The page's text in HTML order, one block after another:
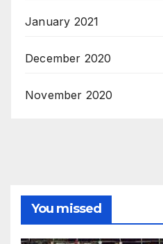
January 2021
December 2020
November 2020
You missed